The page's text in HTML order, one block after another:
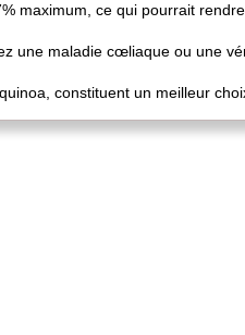
maximum, ce qui pourrait
une maladie cœliaque ou une
constituent un meilleur